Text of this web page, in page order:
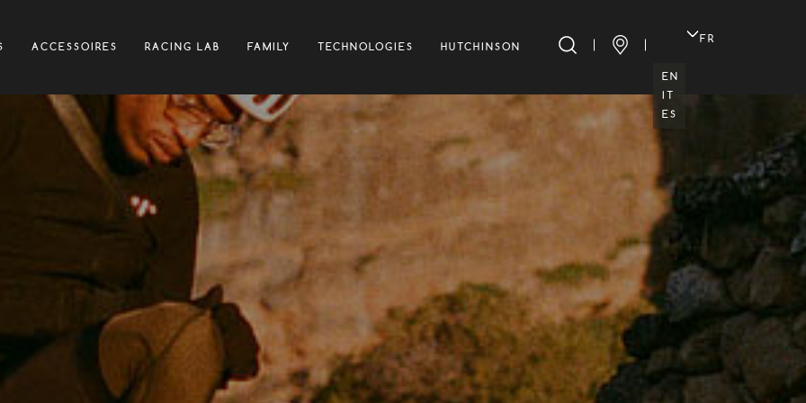
ACCESSOIRES RACING LAB FAMILY TECHNOLOGIES HUTCHINSON
FR
EN
IT
ES